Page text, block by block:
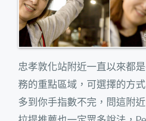
忠孝敦化站附近一直以來都
務的重點區域，可選擇的方
多到你手指數不完，問這附